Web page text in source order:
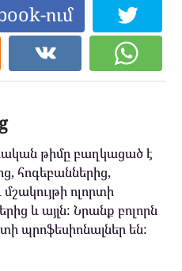
ում
թիմը բաղկացած է
հոգեբաններից,
ոլորտի
և այլն: Նրանք բոլորն
պրոֆեսիոնալներ են: